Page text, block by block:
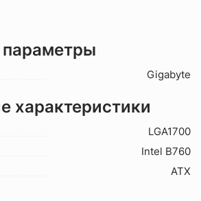
Gigabyte
характеристики
LGA1700
Intel B760
ATX